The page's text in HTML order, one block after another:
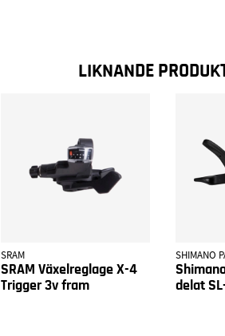
LIKNANDE
SRAM
SRAM Växelreglage X-4
Trigger 3v fram
SHIMANO
delat